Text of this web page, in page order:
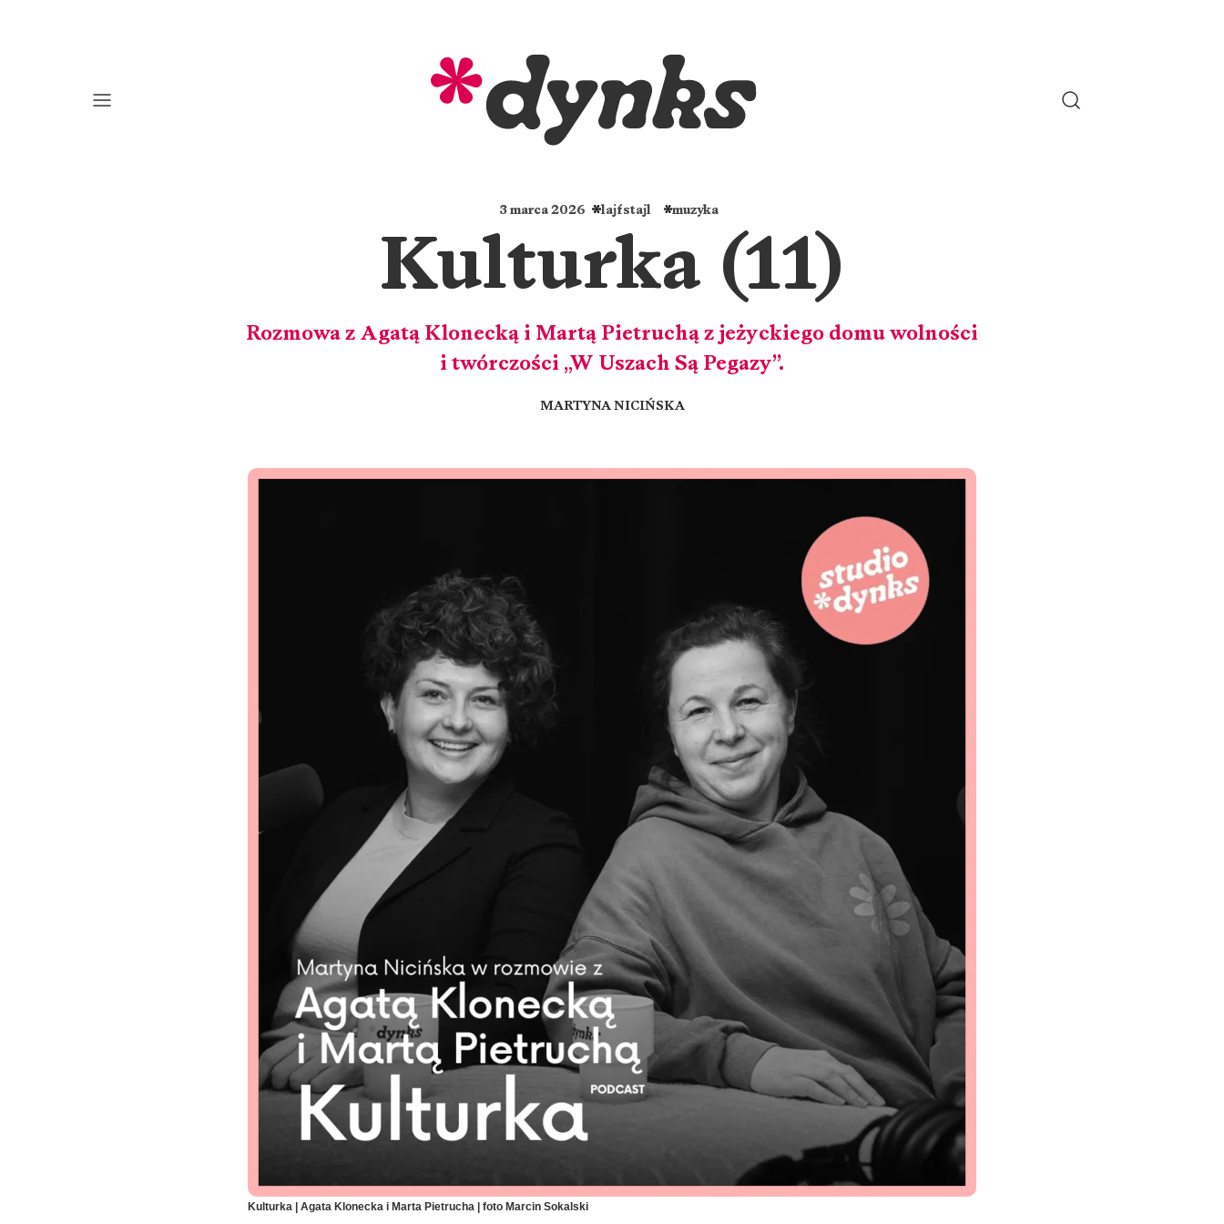
3 marca 2026 lajfstajl muzyka
Kulturka (11)
Rozmowa z Agatą Klonecką i Martą Pietruchą z jeżyckiego domu wolności
i twórczości „W Uszach Są Pegazy”.
MARTYNA NICIŃSKA
Kulturka | Agata Klonecka i Marta Pietrucha | foto Marcin Sokalski